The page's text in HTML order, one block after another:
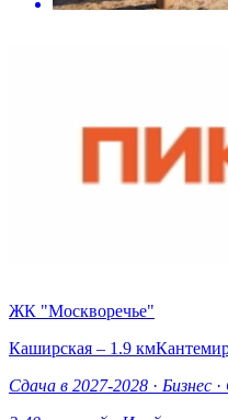
ЖК "Москворечье"
Каширская – 1.9 км
Сдача в 2027-2028 · Бизнес ·